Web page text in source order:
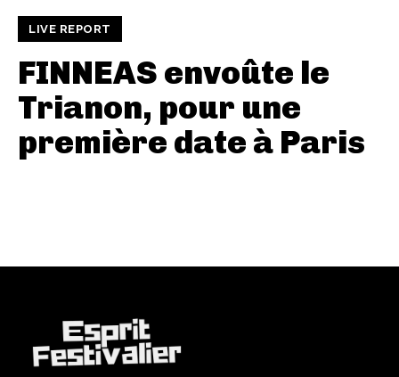
LIVE REPORT
FINNEAS envoûte le
Trianon, pour une
première date à Paris